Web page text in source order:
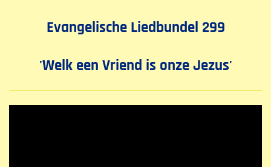
Evangelische Liedbundel 299
'Welk een Vriend is onze Jezus'